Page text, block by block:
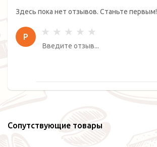
Здесь пока нет отзывов. Станьте первым!
Р
Сопутствующие товары